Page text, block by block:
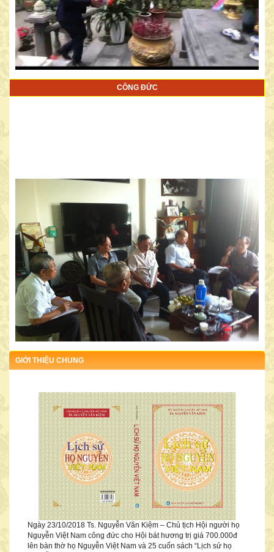
CÔNG ĐỨC
DANH SÁCH ĐƠN VỊ, CÁ NHÂN CÔNG ĐỨC CHO HỘI
tặng Hội 1.000.000đ
GIỚI THIỆU CHUNG
Ngày 23/10/2018 Ts. Nguyễn Văn Kiệm – Chủ tịch Hội người họ
Nguyễn Việt Nam công đức cho Hội bát hương trị giá 700.000đ
lên bàn thờ họ Nguyễn Việt Nam và 25 cuốn sách “Lịch sử họ